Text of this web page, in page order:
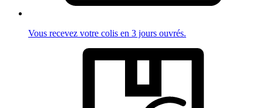
Vous recevez votre colis en 3 jours ouvrés.